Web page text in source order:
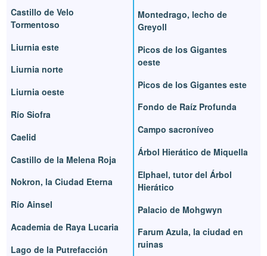
Castillo de Velo
Tormentoso
Liurnia este
Liurnia norte
Liurnia oeste
Río Siofra
Caelid
Castillo de la Melena Roja
Nokron, la Ciudad Eterna
Río Ainsel
Academia de Raya Lucaria
Lago de la Putrefacción
Montedrago, lecho de
Greyoll
Picos de los Gigantes
oeste
Picos de los Gigantes este
Fondo de Raíz Profunda
Campo sacroníveo
Árbol Hierático de Miquella
Elphael, tutor del Árbol
Hierático
Palacio de Mohgwyn
Farum Azula, la ciudad en
ruinas